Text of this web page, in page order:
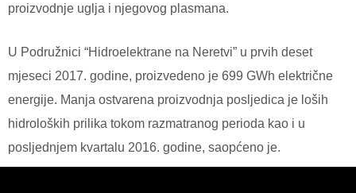
proizvodnje uglja i njegovog plasmana.
U Podružnici “Hidroelektrane na Neretvi” u prvih deset
mjeseci 2017. godine, proizvedeno je 699 GWh električne
energije. Manja ostvarena proizvodnja posljedica je loših
hidroloških prilika tokom razmatranog perioda kao i u
posljednjem kvartalu 2016. godine, saopćeno je.